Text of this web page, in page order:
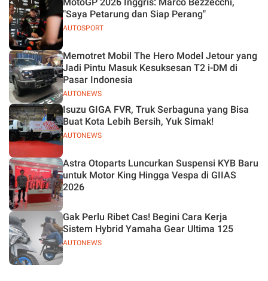
AUTOSPORT
"Saya Petarung dan Siap Perang"
AUTONEWS
Memotret Mobil The Hero Model Jetour yang
Jadi Pintu Masuk Kesuksesan T2 i-DM di
Pasar Indonesia
AUTONEWS
Isuzu GIGA FVR, Truk Serbaguna yang Bisa
Buat Kota Lebih Bersih, Yuk Simak!
Astra Otoparts Luncurkan Suspensi KYB Baru
untuk Motor King Hingga Vespa di GIIAS
2026
AUTONEWS
Gak Perlu Ribet Cas! Begini Cara Kerja
Sistem Hybrid Yamaha Gear Ultima 125